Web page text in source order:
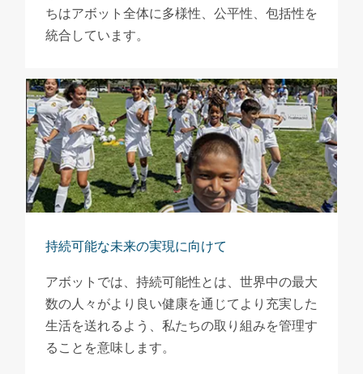
ちはアボット全体に多様性、公平性、包括性を
統合しています。
持続可能な未来の実現に向けて
アボットでは、持続可能性とは、世界中の最大
数の人々がより良い健康を通じてより充実した
生活を送れるよう、私たちの取り組みを管理す
ることを意味します。